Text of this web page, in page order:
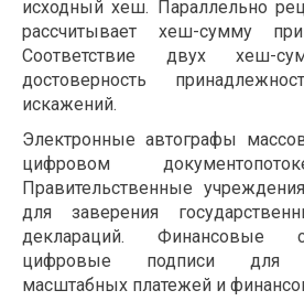
исходный хеш. Параллельно
рассчитывает хеш-сумму
Соответствие двух хеш-
достоверность
искажений.
Электронные автографы
цифровом
Правительственные
для заверения
деклараций. Финансовые
цифровые подписи для
масштабных платежей и